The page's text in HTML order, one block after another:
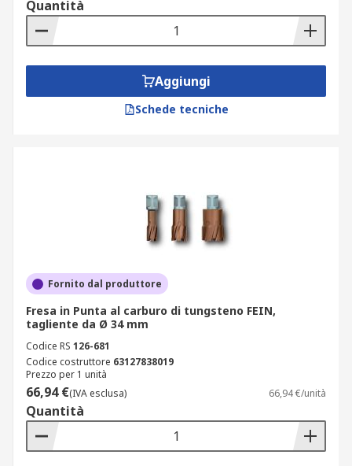
Quantità
Aggiungi
Schede tecniche
Fornito dal produttore
Fresa in Punta al carburo di tungsteno FEIN,
tagliente da Ø 34 mm
Codice RS 126-681
Codice costruttore 63127838019
Prezzo per 1 unità
66,94 €(IVA esclusa) 66,94 €/unità
Quantità